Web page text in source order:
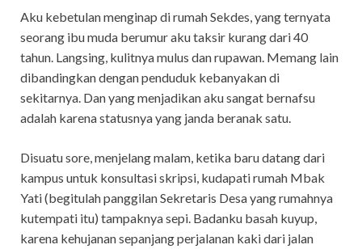
Aku kebetulan menginap di rumah Sekdes, yang ternyata
seorang ibu muda berumur aku taksir kurang dari 40
tahun. Langsing, kulitnya mulus dan rupawan. Memang lain
dibandingkan dengan penduduk kebanyakan di
sekitarnya. Dan yang menjadikan aku sangat bernafsu
adalah karena statusnya yang janda beranak satu.
Disuatu sore, menjelang malam, ketika baru datang dari
kampus untuk konsultasi skripsi, kudapati rumah Mbak
Yati (begitulah panggilan Sekretaris Desa yang rumahnya
kutempati itu) tampaknya sepi. Badanku basah kuyup,
karena kehujanan sepanjang perjalanan kaki dari jalan